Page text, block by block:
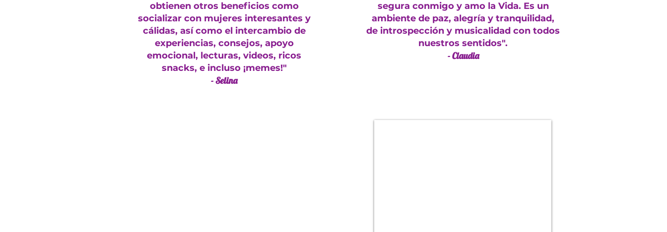
obtienen otros beneficios como
socializar con mujeres interesantes y
cálidas, así como el intercambio de
experiencias, consejos, apoyo
emocional, lecturas, videos, ricos
snacks, e incluso ¡memes!"
- Selina
segura conmigo y amo la Vida. Es un
ambiente de paz, alegría y tranquilidad,
de introspección y musicalidad con todos
nuestros sentidos".
- Claudia